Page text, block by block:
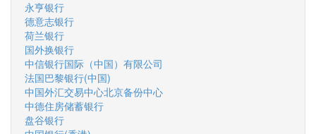
永亨银行
德意志银行
荷兰银行
国外换银行
中信银行国际（中国）有限公司
法国巴黎银行(中国)
中国外汇交易中心北京备份中心
中德住房储蓄银行
盘谷银行